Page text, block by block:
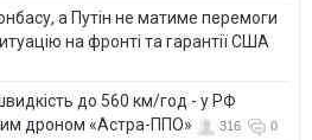
а Путін не матиме перемоги
на фронті та гарантії США
до 560 км/год - у РФ
дроном «Астра-ППО»
316 0